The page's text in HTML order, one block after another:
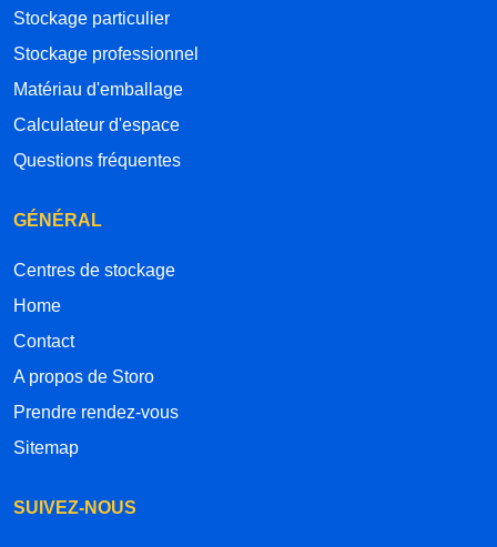
Stockage particulier
Stockage professionnel
Matériau d'emballage
Calculateur d'espace
Questions fréquentes
GÉNÉRAL
Centres de stockage
Home
Contact
A propos de Storo
Prendre rendez-vous
Sitemap
SUIVEZ-NOUS